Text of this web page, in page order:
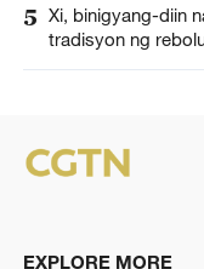
5 Xi, binigyang-diin
tradisyon ng
EXPLORE MORE